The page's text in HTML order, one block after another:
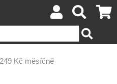
Kč měsíčně